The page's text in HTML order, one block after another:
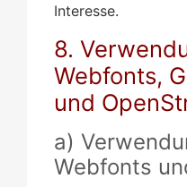
Interesse.
8.
Webfonts,
und
a)
Webfonts